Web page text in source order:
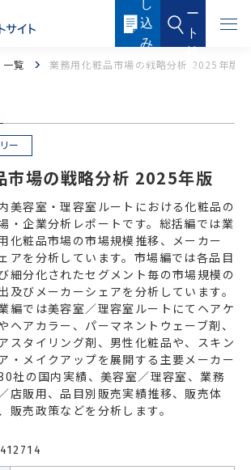
し
込
み
内
ー
ト
検
索
ービス ヘルスケア
カル 化粧品・トイレタリー
機器 電子機器・電子部品
サービス ケミカル・マテリアル
環境・社会・インフラ
自動車・輸送
一覧 業務用化粧品市場の戦略分析 2025年版
ー
市場の戦略分析 2025年版
美容室・理容室ルートにおける化粧品の
・企業分析レポートです。総括編では業
化粧品市場の市場規模推移、メーカー
アを分析しています。市場編では各品目
細分化されたセグメント毎の市場規模の
及びメーカーシェアを分析しています。
編では美容室／理容室ルートにてヘアケ
ヘアカラー、パーマネントウェーブ剤、
スタイリング剤、男性化粧品や、スキン
・メイクアップを展開する主要メーカー
社の国内実績、美容室／理容室、業務
店販用、品目別販売実績推移、販売体
販売政策などを分析します。